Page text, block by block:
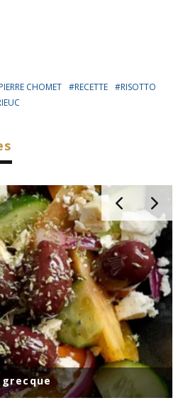
PIERRE CHOMET RECETTE
RISOTTO